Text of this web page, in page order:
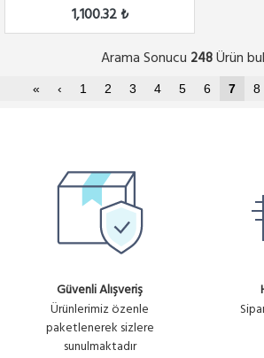
1,100.32 ₺
Arama Sonucu 248Ürün
« ‹ 1 2 3 4 5 6 7 8
Güvenli Alışveriş
Ürünlerimiz özenle
paketlenerek sizlere
sunulmaktadır